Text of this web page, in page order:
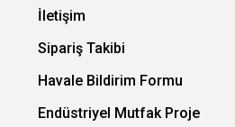
İletişim
Sipariş Takibi
Havale Bildirim Formu
Endüstriyel Mutfak Proje